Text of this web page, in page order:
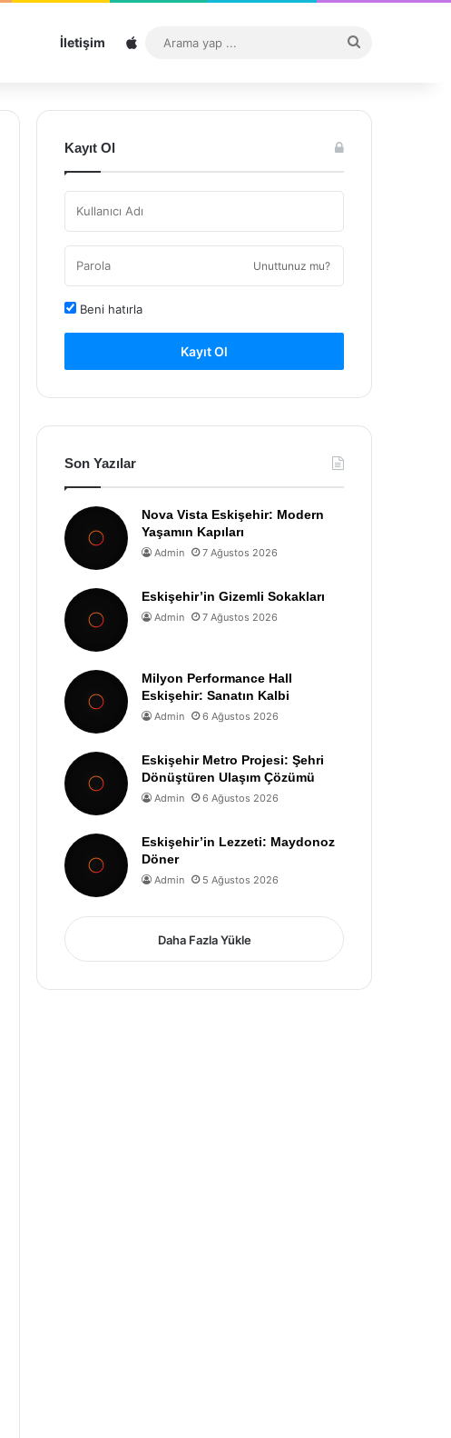
İletişim Sitemap
...
Kayıt Ol
Unuttunuz mu?
Beni hatırla
Kayıt Ol
Son Yazılar
Nova Vista Eskişehir: Modern
Yaşamın Kapıları
Admin 7 Ağustos 2026
Eskişehir’in Gizemli Sokakları
Admin 7 Ağustos 2026
Milyon Performance Hall
Eskişehir: Sanatın Kalbi
Admin 6 Ağustos 2026
Eskişehir Metro Projesi: Şehri
Dönüştüren Ulaşım Çözümü
Admin 6 Ağustos 2026
Eskişehir’in Lezzeti: Maydonoz
Döner
Admin 5 Ağustos 2026
Daha Fazla Yükle